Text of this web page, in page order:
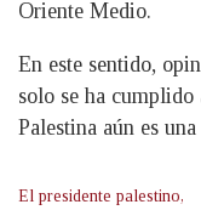
Oriente Medio.
En este sentido,
solo se ha cumplido
Palestina aún es
El presidente palestino,